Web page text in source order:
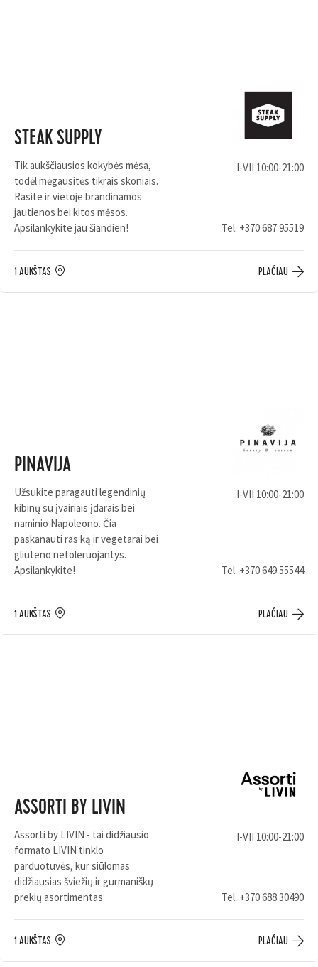
STEAK SUPPLY
Tik aukščiausios kokybės mėsa,
todėl mėgausitės tikrais skoniais.
Rasite ir vietoje brandinamos
jautienos bei kitos mėsos.
Apsilankykite jau šiandien!
I-VII 10:00-21:00
Tel. +370 687 95519
1 AUKŠTAS PLAČIAU
PINAVIJA
Užsukite paragauti legendinių
kibinų su įvairiais įdarais bei
naminio Napoleono. Čia
paskanauti ras ką ir vegetarai bei
gliuteno netoleruojantys.
Apsilankykite!
I-VII 10:00-21:00
Tel. +370 649 55544
1 AUKŠTAS PLAČIAU
ASSORTI BY LIVIN
Assorti by LIVIN - tai didžiausio
formato LIVIN tinklo
parduotuvės, kur siūlomas
didžiausias šviežių ir gurmaniškų
prekių asortimentas
I-VII 10:00-21:00
Tel. +370 688 30490
1 AUKŠTAS PLAČIAU